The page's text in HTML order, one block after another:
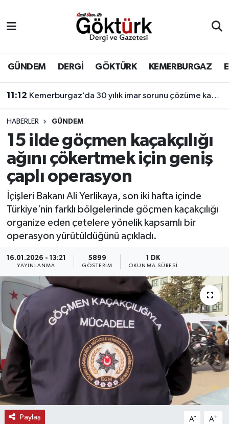
GÜNDEM DERGİ GÖKTÜRK KEMERBURGAZ
11:12 Kemerburgaz’da 30 yılık imar sorunu çözüme kavuşuyor
HABERLER GÜNDEM
15 ilde göçmen kaçakçılığı
ağını çökertmek için geniş
çaplı operasyon
İçişleri Bakanı Ali Yerlikaya, son iki hafta içinde
Türkiye’nin farklı bölgelerinde göçmen kaçakçılığı
organize eden çetelere yönelik kapsamlı bir
operasyon yürütüldüğünü açıkladı.
16.01.2026 - 13:21
YAYINLANMA
5899
GÖSTERIM
1 DK
OKUNMA SÜRESI
Paylaş A- A+
BİLİM
DERGİ
DÜNYA
EĞİTİM
EKONOMİ
GÖKTÜRK
GÜNDEM
MAGAZİN
ÖZEL HABER
SAĞLIK
SPOR
TEKNOLOJİ
Eyüpsultan Hava Durumu
Eyüpsultan Trafik Yoğunluk Haritası
Süper Lig Puan Durumu ve Fikstür
Tüm Manşetler
Son Dakika Haberleri
Haber Arşivi